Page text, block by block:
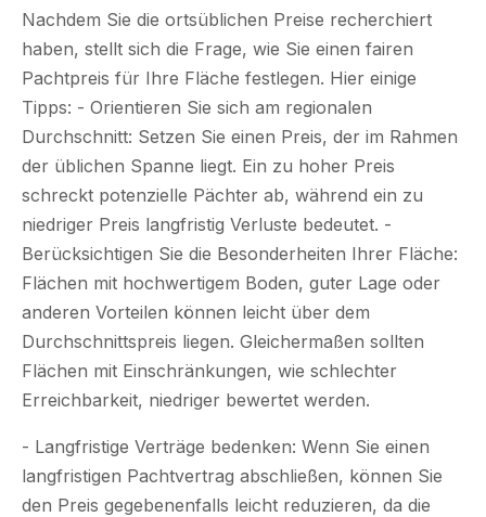
Nachdem Sie die ortsüblichen Preise recherchiert
haben, stellt sich die Frage, wie Sie einen fairen
Pachtpreis für Ihre Fläche festlegen. Hier einige
Tipps: - Orientieren Sie sich am regionalen
Durchschnitt: Setzen Sie einen Preis, der im Rahmen
der üblichen Spanne liegt. Ein zu hoher Preis
schreckt potenzielle Pächter ab, während ein zu
niedriger Preis langfristig Verluste bedeutet. -
Berücksichtigen Sie die Besonderheiten Ihrer Fläche:
Flächen mit hochwertigem Boden, guter Lage oder
anderen Vorteilen können leicht über dem
Durchschnittspreis liegen. Gleichermaßen sollten
Flächen mit Einschränkungen, wie schlechter
Erreichbarkeit, niedriger bewertet werden.
- Langfristige Verträge bedenken: Wenn Sie einen
langfristigen Pachtvertrag abschließen, können Sie
den Preis gegebenenfalls leicht reduzieren, da die